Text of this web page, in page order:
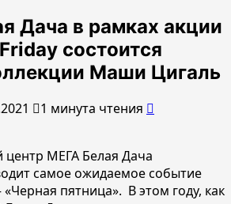
Дача в рамках акции
состоится
Маши Цигаль
1 минута чтения
центр МЕГА Белая Дача
самое ожидаемое событие
пятница». В этом году, как